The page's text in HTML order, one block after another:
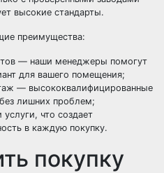
высокие стандарты.
преимущества:
— наши менеджеры помогут
для вашего помещения;
— высококвалифицированные
лишних проблем;
что создает
в каждую покупку.
покупку